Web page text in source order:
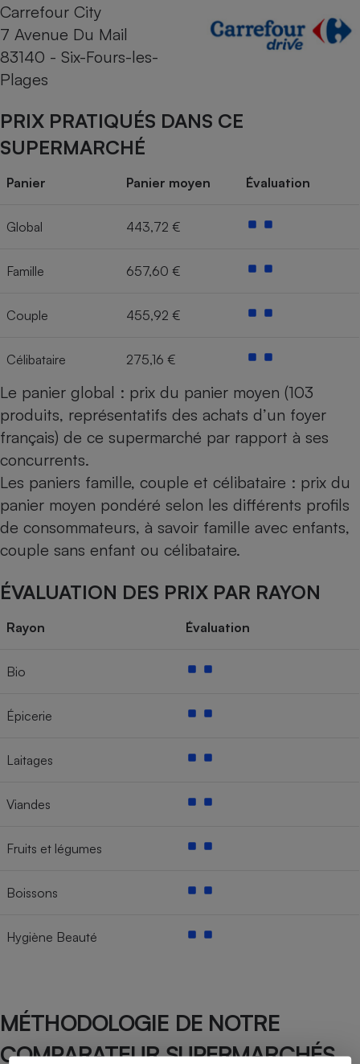
Carrefour City
7 Avenue Du Mail
83140 - Six-Fours-les-
Plages
PRIX PRATIQUÉS DANS CE
SUPERMARCHÉ
Panier Panier moyen Évaluation
Global 443,72 €
Famille 657,60 €
Couple 455,92 €
Célibataire 275,16 €
Le panier global : prix du panier moyen (103
produits, représentatifs des achats d’un foyer
français) de ce supermarché par rapport à ses
concurrents.
Les paniers famille, couple et célibataire : prix du
panier moyen pondéré selon les différents profils
de consommateurs, à savoir famille avec enfants,
couple sans enfant ou célibataire.
ÉVALUATION DES PRIX PAR RAYON
Rayon Évaluation
Bio
Épicerie
Laitages
Viandes
Fruits et légumes
Boissons
Hygiène Beauté
MÉTHODOLOGIE DE NOTRE
COMPARATEUR SUPERMARCHÉS